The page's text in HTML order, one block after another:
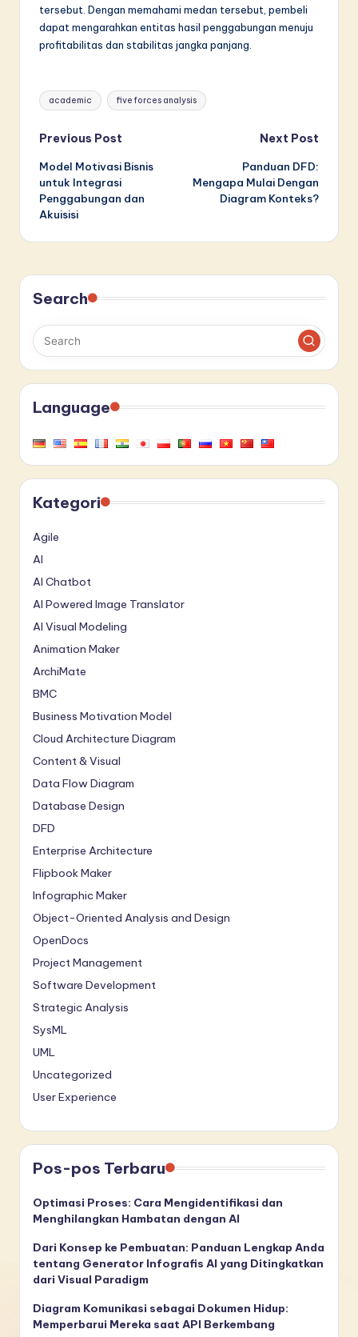
tersebut. Dengan memahami medan tersebut, pembeli
dapat mengarahkan entitas hasil penggabungan menuju
profitabilitas dan stabilitas jangka panjang.
Tags:
academic five forces analysis
Post
navigation
Previous Post
Model Motivasi Bisnis
untuk Integrasi
Penggabungan dan
Akuisisi
Next Post
Panduan DFD:
Mengapa Mulai Dengan
Diagram Konteks?
Search
Language
Kategori
Agile
AI
AI Chatbot
AI Powered Image Translator
AI Visual Modeling
Animation Maker
ArchiMate
BMC
Business Motivation Model
Cloud Architecture Diagram
Content & Visual
Data Flow Diagram
Database Design
DFD
Enterprise Architecture
Flipbook Maker
Infographic Maker
Object-Oriented Analysis and Design
OpenDocs
Project Management
Software Development
Strategic Analysis
SysML
UML
Uncategorized
User Experience
Pos-pos Terbaru
Optimasi Proses: Cara Mengidentifikasi dan
Menghilangkan Hambatan dengan AI
Dari Konsep ke Pembuatan: Panduan Lengkap Anda
tentang Generator Infografis AI yang Ditingkatkan
dari Visual Paradigm
Diagram Komunikasi sebagai Dokumen Hidup:
Memperbarui Mereka saat API Berkembang